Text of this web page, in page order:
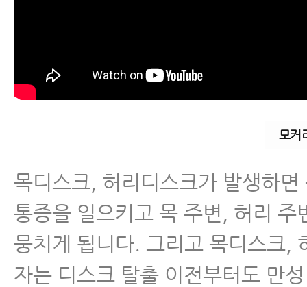
목디스크 비수술 10일 치료법, 목디
크보다 치료가 훨씬 더 쉽고 빠른 이유
목디스크 비수술 2주 치료법- 목디
2주 치료이야기 : 목디스크치료가 허
목디스크, 치료만 한다고 잘 낫지 않
다면 지금 당장 목에서 ‘이것’부터 빼
모커
목디스크, 허리디스크가 발생하
통증을 일으키고 목 주변, 허리 주
뭉치게 됩니다. 그리고 목디스크,
자는 디스크 탈출 이전부터도 만